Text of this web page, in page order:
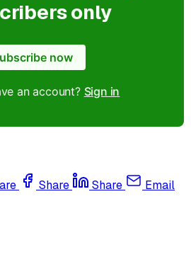
only
now
an account? Sign in
Share Share Email